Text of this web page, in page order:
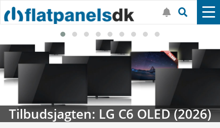
Tilbudsjagten: LG C6 OLED (2026)